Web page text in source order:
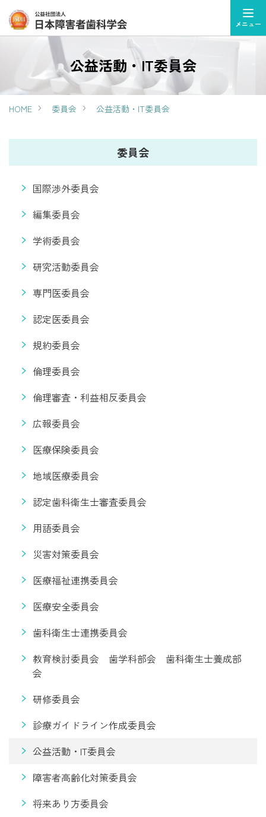
メニュー
公益活動・IT委員会
HOME 委員会 公益活動・IT委員会
委員会
国際渉外委員会
編集委員会
学術委員会
研究活動委員会
専門医委員会
認定医委員会
規約委員会
倫理委員会
倫理審査・利益相反委員会
広報委員会
医療保険委員会
地域医療委員会
認定歯科衛生士審査委員会
用語委員会
災害対策委員会
医療福祉連携委員会
医療安全委員会
歯科衛生士連携委員会
教育検討委員会 歯学科部会 歯科衛生士養成部
会
研修委員会
診療ガイドライン作成委員会
公益活動・IT委員会
障害者高齢化対策委員会
将来あり方委員会